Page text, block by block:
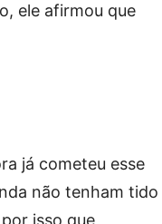
ele afirmou que
já cometeu esse
não tenham tido
isso que